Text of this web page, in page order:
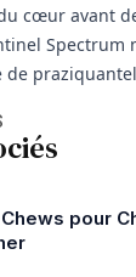
cœur avant
Spectrum
de
pour